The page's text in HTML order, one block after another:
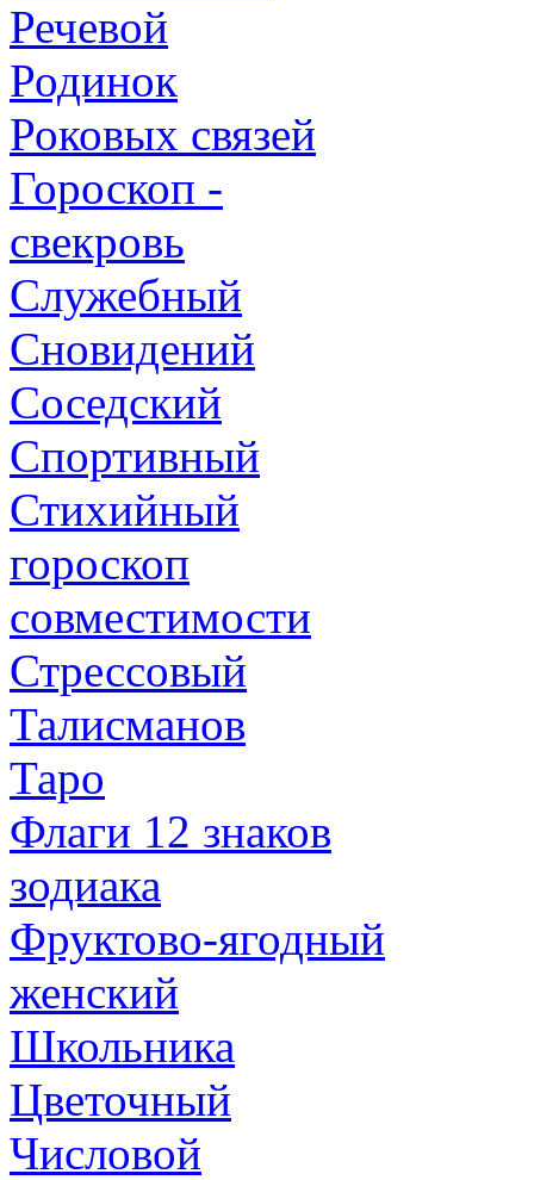
Речевой
Родинок
Роковых связей
Гороскоп -
свекровь
Служебный
Сновидений
Соседский
Спортивный
Стихийный
гороскоп
совместимости
Стрессовый
Талисманов
Таро
Флаги 12 знаков
зодиака
Фруктово-ягодный
женский
Школьника
Цветочный
Числовой